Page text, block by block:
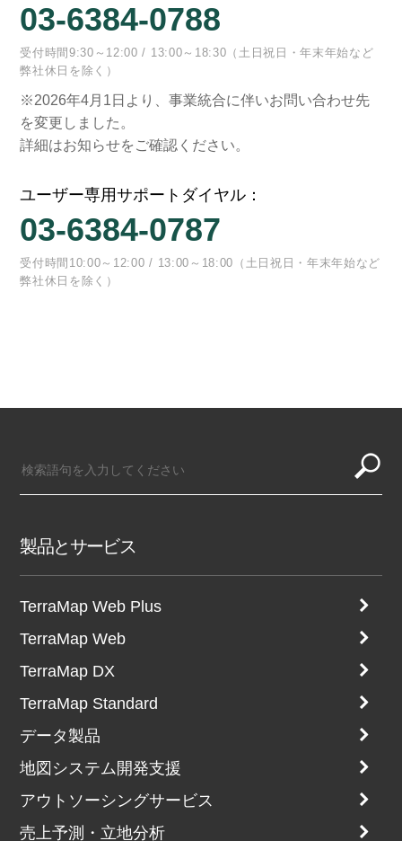
03-6384-0788
受付時間9:30～12:00 / 13:00～18:30（土日祝日・年末年始など
弊社休日を除く）
※2026年4月1日より、事業統合に伴いお問い合わせ先
を変更しました。
詳細はお知らせをご確認ください。
ユーザー専用サポートダイヤル：
03-6384-0787
受付時間10:00～12:00 / 13:00～18:00（土日祝日・年末年始など
弊社休日を除く）
製品とサービス
TerraMap Web Plus
TerraMap Web
TerraMap DX
TerraMap Standard
データ製品
地図システム開発支援
アウトソーシングサービス
売上予測・立地分析